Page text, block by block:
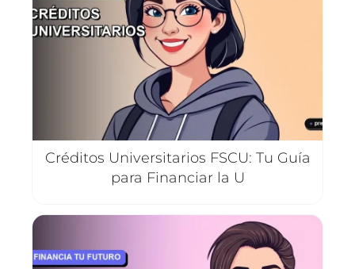
Créditos Universitarios FSCU: Tu Guía
para Financiar la U